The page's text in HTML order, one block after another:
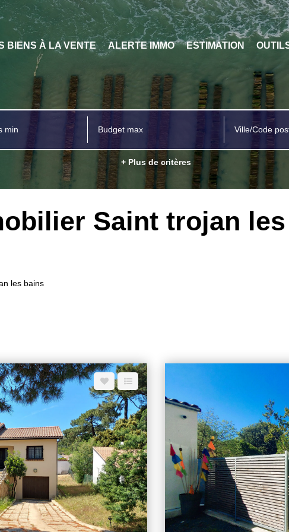
BIENS À LA VENTE ALERTE IMMO ESTIMATION
Ville/Code
+ Plus de critères
Saint trojan
les bains